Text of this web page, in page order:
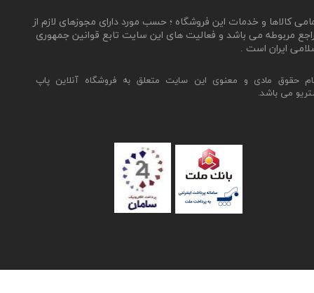
حقوق مادی و معنوی این سایت متعلق به فروشگاه آنلاین پاپ
می باشد.
کالاها و خدمات این فروشگاه ؛ حسب مورد دارای مجوزهای لازم از
مربوطه می باشد و فعالیت های این سایت تابع قوانین جمهوری
ایران است .